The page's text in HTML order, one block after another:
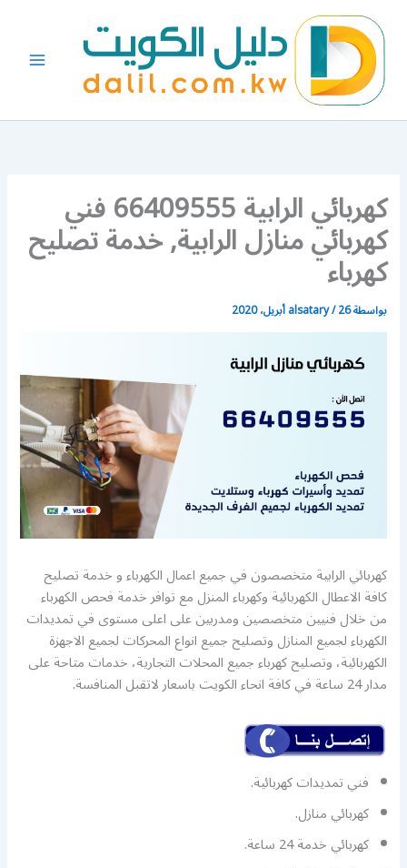
المحتوى
كهربائي الرابية 66409555 فني
كهربائي منازل الرابية, خدمة تصليح
كهرباء
بواسطة alsatary/26 أبريل، 2020
كهربائي الرابية متخصصون في جميع اعمال الكهرباء و خدمة تصليح
كافة الاعطال الكهربائية وكهرباء المنزل مع توافر خدمة فحص الكهرباء
من خلال فنيين متخصصين ومدربين على اعلى مستوى في تمديدات
الكهرباء لجميع المنازل وتصليح جميع انواع المحركات لجميع الاجهزة
الكهربائية، وتصليح كهرباء جميع المحلات التجارية، خدمات متاحة على
مدار 24 ساعة في كافة انحاء الكويت باسعار لاتقبل المنافسة.
فني تمديدات كهربائية.
كهربائي منازل.
كهربائي خدمة 24 ساعة.